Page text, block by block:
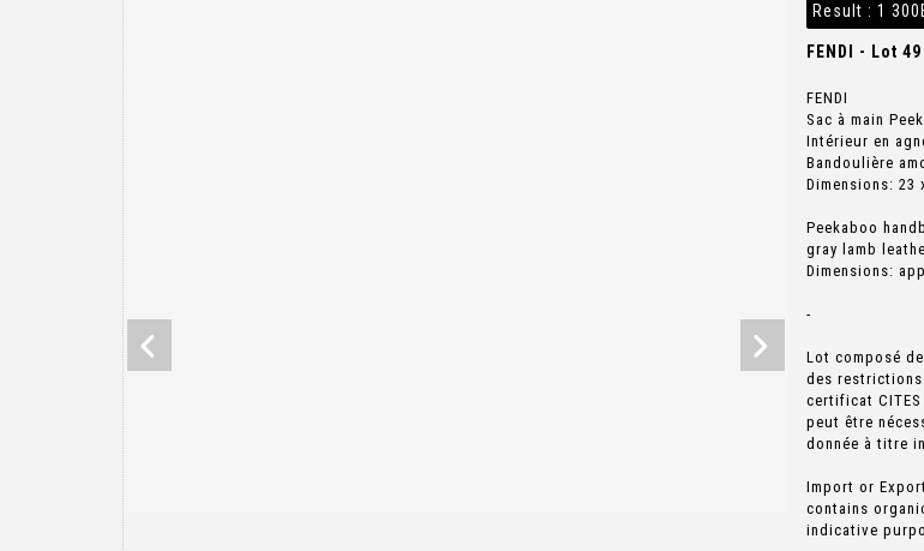
Result : 1
FENDI - Lot 49
FENDI
Sac à main
Intérieur en
Bandoulière
Dimensions: 23
Peekaboo
gray lamb
Dimensions:
-
Lot composé
des
certificat
peut être
donnée à titre
Import or
contains
indicative